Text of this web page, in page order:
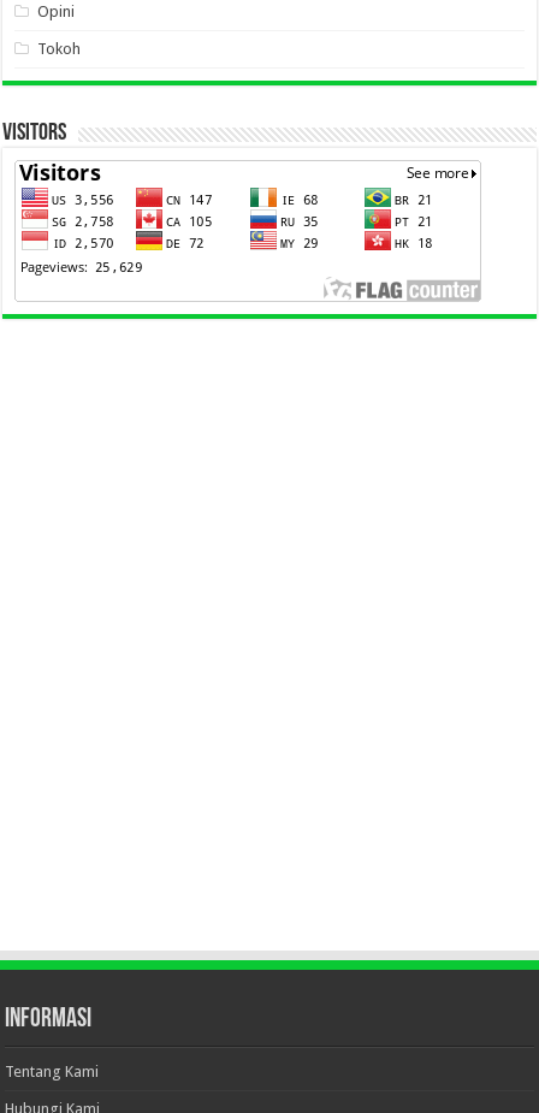
Opini
Tokoh
VISITORS
Informasi
Tentang Kami
Hubungi Kami